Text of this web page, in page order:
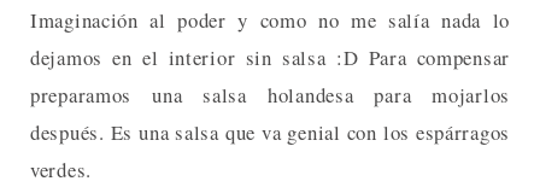
Imaginación al poder y como no me salía nada lo
dejamos en el interior sin salsa :D Para compensar
preparamos una salsa holandesa para mojarlos
después. Es una salsa que va genial con los espárragos
verdes.